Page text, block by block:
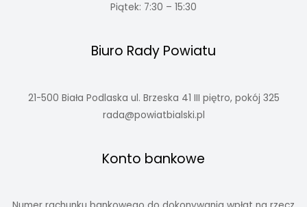
Piątek: 7:30 – 15:30
Biuro Rady Powiatu
21-500 Biała Podlaska ul. Brzeska 41 III piętro, pokój 325
rada@powiatbialski.pl
Konto bankowe